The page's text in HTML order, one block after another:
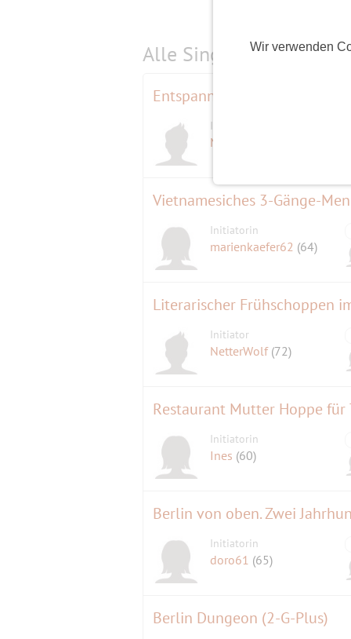
Wir verwenden
Alle Single-Events am
Entspannte Woche ohne
Initiator
Maratiri
Vietnamesiches 3-Gänge-
Initiatorin
marienkaefer62 (64)
Literarischer Frühschoppen
Initiator
NetterWolf (72)
Initiatorin
Ines (60)
Berlin von oben. Zwei
Initiatorin
doro61 (65)
Berlin Dungeon (2-G-Plus)